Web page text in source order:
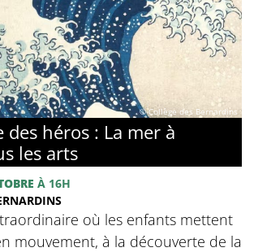
© Collège des Bernardins
des héros : La mer à
les arts
À 16H
où les enfants mettent
mouvement, à la découverte de la